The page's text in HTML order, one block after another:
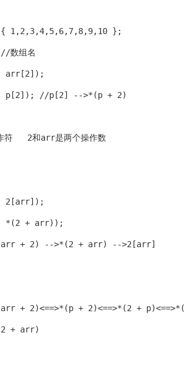
1,2,3,4,5,6,7,8,9,10 };
数组名
arr[2]);
p[2]); //p[2] -->*(p + 2)
2和arr是两个操作数
2[arr]);
*(2 + arr));
+ 2) -->*(2 + arr) -->2[arr]
+ 2)<==>*(p + 2)<==>*(2 +
+ arr)